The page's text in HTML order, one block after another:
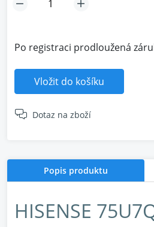
Po registraci prodloužená
Vložit do košíku
Dotaz na zboží
Popis produktu
HISENSE